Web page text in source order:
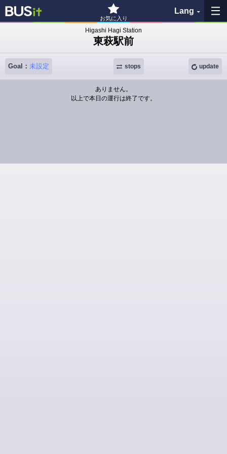
お気に入り
Lang
My Favorites
History
See the map
Higashi Hagi Station
東萩駅前
Goal： 未設定 update
stops
ありません。
以上で本日の運行は終了です。